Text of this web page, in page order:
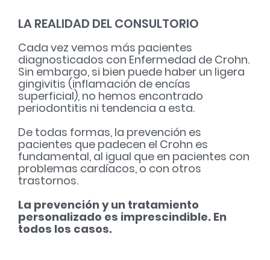
LA REALIDAD DEL CONSULTORIO
Cada vez vemos más pacientes
diagnosticados con Enfermedad de Crohn.
Sin embargo, si bien puede haber un ligera
gingivitis (inflamación de encías
superficial), no hemos encontrado
periodontitis ni tendencia a esta.
De todas formas, la prevención es
pacientes que padecen el Crohn es
fundamental, al igual que en pacientes con
problemas cardíacos, o con otros
trastornos.
La prevención y un tratamiento
personalizado es imprescindible. En
todos los casos.